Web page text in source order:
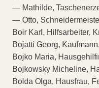
— Mathilde,
— Otto,
Boir Karl, Hilfsarbeiter,
Bojatti Georg,
Bojko Maria,
Bojkowsky Micheline,
Bolda Olga, Hausfrau,